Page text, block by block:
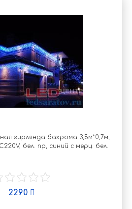
гирлянда бахрома 3,5м*0,7м,
бел. пр, синий с мерц. бел.
2290